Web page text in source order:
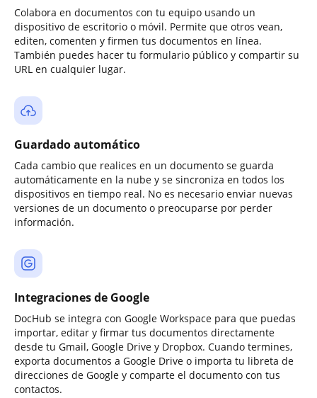
Colabora en documentos con tu equipo usando un
dispositivo de escritorio o móvil. Permite que otros vean,
editen, comenten y firmen tus documentos en línea.
También puedes hacer tu formulario público y compartir su
URL en cualquier lugar.
Guardado automático
Cada cambio que realices en un documento se guarda
automáticamente en la nube y se sincroniza en todos los
dispositivos en tiempo real. No es necesario enviar nuevas
versiones de un documento o preocuparse por perder
información.
Integraciones de Google
DocHub se integra con Google Workspace para que puedas
importar, editar y firmar tus documentos directamente
desde tu Gmail, Google Drive y Dropbox. Cuando termines,
exporta documentos a Google Drive o importa tu libreta de
direcciones de Google y comparte el documento con tus
contactos.